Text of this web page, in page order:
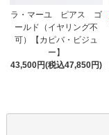
ラ・マーユ ピアス ゴ
ールド（イヤリング不
可）【カピバ・ビジュ
ー】
43,500円(税込47,850円)